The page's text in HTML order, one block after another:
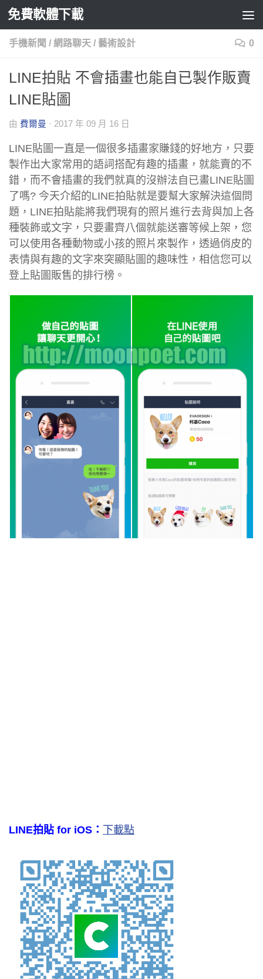
Skip to content
免費軟體下載
手機新聞 / 網路聊天 / 藝術設計 0
LINE拍貼 不會插畫也能自已製作販賣
LINE貼圖
由 費爾曼 · 2017 年 09 月 16 日
LINE貼圖一直是一個很多插畫家賺錢的好地方，只要
製作出大家常用的語詞搭配有趣的插畫，就能賣的不
錯，而不會插畫的我們就真的沒辦法自已畫LINE貼圖
了嗎? 今天介紹的LINE拍貼就是要幫大家解決這個問
題，LINE拍貼能將我們現有的照片進行去背與加上各
種裝飾或文字，只要畫齊八個就能送審等候上架，您
可以使用各種動物或小孩的照片來製作，透過俏皮的
表情與有趣的文字來突顯貼圖的趣味性，相信您可以
登上貼圖販售的排行榜。
LINE拍貼 for iOS： 下載點